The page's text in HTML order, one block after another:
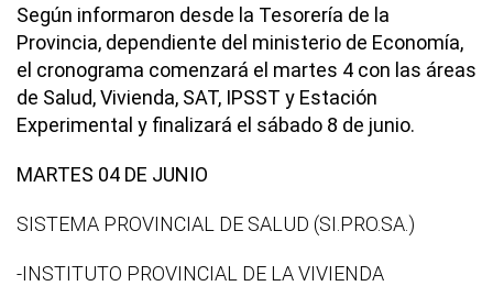
Según informaron desde la Tesorería de la
Provincia, dependiente del ministerio de Economía,
el cronograma comenzará el martes 4 con las áreas
de Salud, Vivienda, SAT, IPSST y Estación
Experimental y finalizará el sábado 8 de junio.
MARTES 04 DE JUNIO
SISTEMA PROVINCIAL DE SALUD (SI.PRO.SA.)
-INSTITUTO PROVINCIAL DE LA VIVIENDA